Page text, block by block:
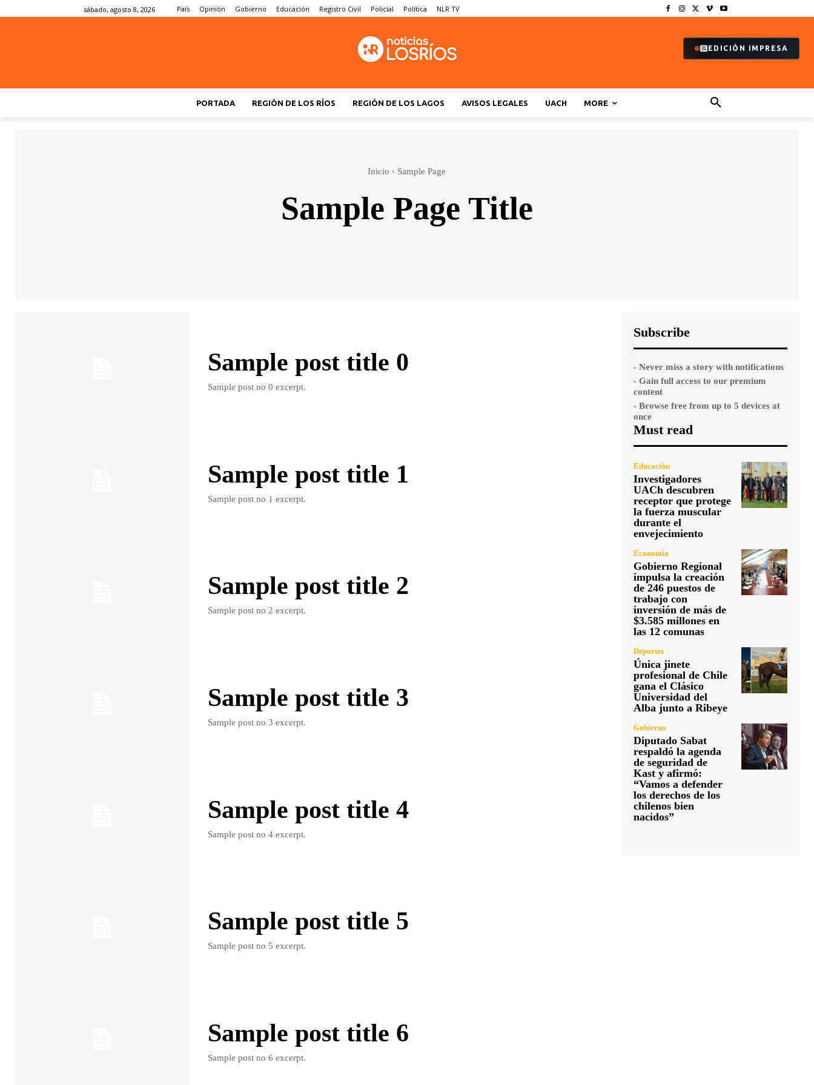
sábado, agosto 8, 2026 País Opinión Gobierno Educación Registro Civil Policial Política NLR TV
EDICIÓN IMPRESA
PORTADA REGIÓN DE LOS RÍOS REGIÓN DE LOS LAGOS AVISOS LEGALES UACH MORE
Inicio Sample Page
Sample Page Title
Sample post title 0
Sample post no 0 excerpt.
Sample post title 1
Sample post no 1 excerpt.
Sample post title 2
Sample post no 2 excerpt.
Sample post title 3
Sample post no 3 excerpt.
Sample post title 4
Sample post no 4 excerpt.
Sample post title 5
Sample post no 5 excerpt.
Sample post title 6
Sample post no 6 excerpt.
Subscribe
- Never miss a story with notifications
- Gain full access to our premium
content
- Browse free from up to 5 devices at
once
Must read
Educación
Investigadores
UACh descubren
receptor que protege
la fuerza muscular
durante el
envejecimiento
Economía
Gobierno Regional
impulsa la creación
de 246 puestos de
trabajo con
inversión de más de
$3.585 millones en
las 12 comunas
Deportes
Única jinete
profesional de Chile
gana el Clásico
Universidad del
Alba junto a Ribeye
Gobierno
Diputado Sabat
respaldó la agenda
de seguridad de
Kast y afirmó:
“Vamos a defender
los derechos de los
chilenos bien
nacidos”